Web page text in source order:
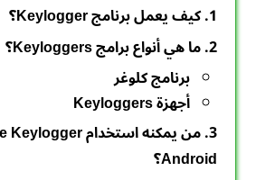
1. كيف يعمل برنامج Keylogger؟
2. ما هي أنواع برامج Keyloggers؟
برنامج كلوغر
أجهزة Keyloggers
Android؟